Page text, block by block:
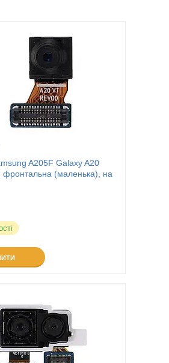
A205F Galaxy A20
фронтальна (маленька), на